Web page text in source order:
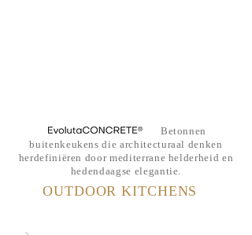
Betonnen
buitenkeukens die architecturaal denken
herdefiniëren door mediterrane helderheid en
hedendaagse elegantie.
OUTDOOR KITCHENS